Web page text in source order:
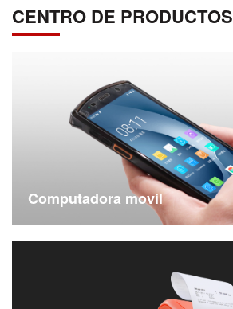
CENTRO DE PRODUCTOS
Computadora movil